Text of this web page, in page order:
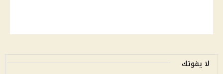
لا يفوتك